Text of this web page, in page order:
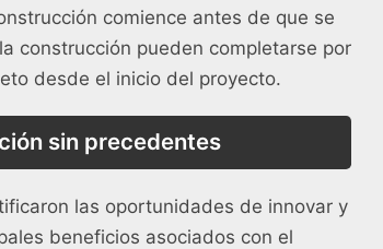
comience antes de que se
construcción pueden completarse por
desde el inicio del proyecto.
sin precedentes
las oportunidades de innovar y
beneficios asociados con el